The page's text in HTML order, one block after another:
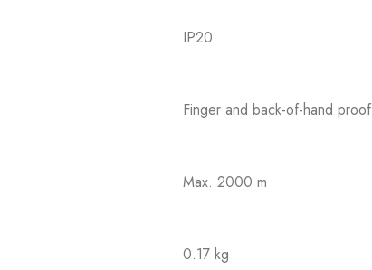
IP20
Finger and back-of-hand proof
Max. 2000 m
0.17 kg